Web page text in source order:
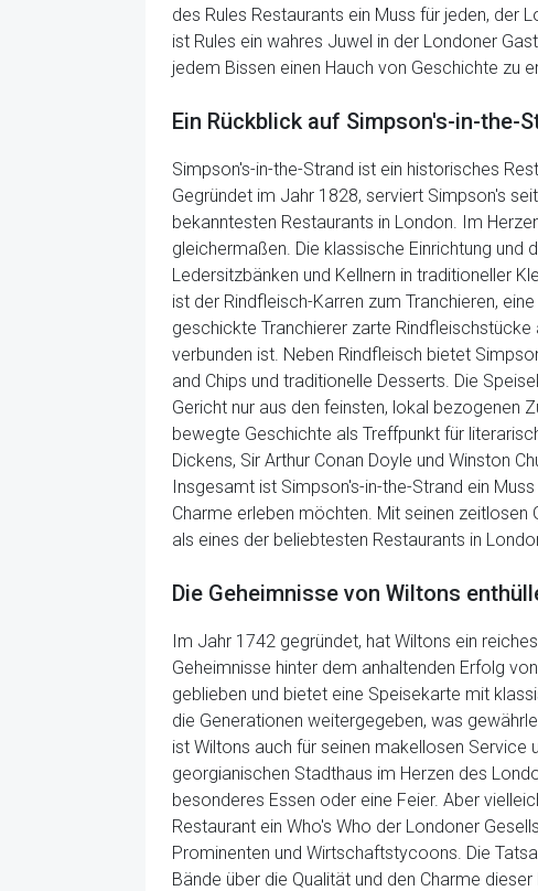
des Rules Restaurants ein Muss für jeden, der
ist Rules ein wahres Juwel in der Londoner
jedem Bissen einen Hauch von Geschichte zu
Ein Rückblick auf Simpson's-in-the-
Simpson's-in-the-Strand ist ein historisches
Gegründet im Jahr 1828, serviert Simpson's
bekanntesten Restaurants in London. Im
gleichermaßen. Die klassische Einrichtung
Ledersitzbänken und Kellnern in traditioneller
ist der Rindfleisch-Karren zum Tranchieren,
geschickte Tranchierer zarte
verbunden ist. Neben Rindfleisch bietet
and Chips und traditionelle Desserts. Die
Gericht nur aus den feinsten, lokal bezogenen
bewegte Geschichte als Treffpunkt für
Dickens, Sir Arthur Conan Doyle und Winston
Insgesamt ist Simpson's-in-the-Strand ein
Charme erleben möchten. Mit seinen
als eines der beliebtesten Restaurants in
Die Geheimnisse von Wiltons
Im Jahr 1742 gegründet, hat Wiltons ein
Geheimnisse hinter dem anhaltenden Erfolg
geblieben und bietet eine Speisekarte mit
die Generationen weitergegeben, was
ist Wiltons auch für seinen makellosen
georgianischen Stadthaus im Herzen des
besonderes Essen oder eine Feier. Aber
Restaurant ein Who's Who der Londoner
Prominenten und Wirtschaftstycoons. Die
Bände über die Qualität und den Charme